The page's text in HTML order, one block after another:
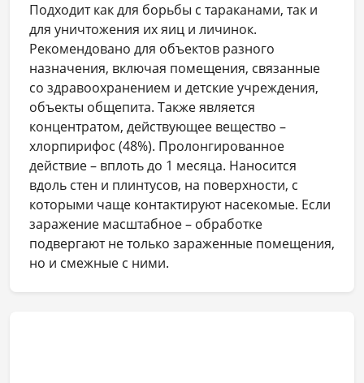
Подходит как для борьбы с тараканами, так и
для уничтожения их яиц и личинок.
Рекомендовано для объектов разного
назначения, включая помещения, связанные
со здравоохранением и детские учреждения,
объекты общепита. Также является
концентратом, действующее вещество –
хлорпирифос (48%). Пролонгированное
действие – вплоть до 1 месяца. Наносится
вдоль стен и плинтусов, на поверхности, с
которыми чаще контактируют насекомые. Если
заражение масштабное – обработке
подвергают не только зараженные помещения,
но и смежные с ними.